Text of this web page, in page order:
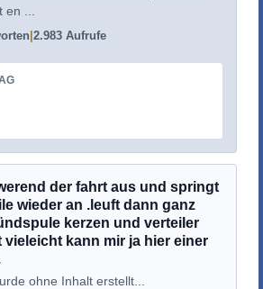
...
2.983 Aufrufe
der fahrt aus und springt
wieder an .leuft dann ganz
kerzen und verteiler
vieleicht kann mir ja hier einer
ohne Inhalt erstellt...